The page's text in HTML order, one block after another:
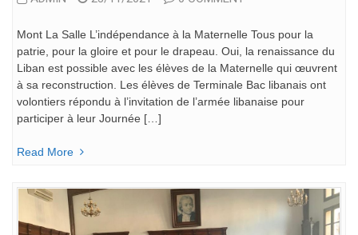
Mont La Salle L’indépendance à la Maternelle Tous pour la
patrie, pour la gloire et pour le drapeau. Oui, la renaissance du
Liban est possible avec les élèves de la Maternelle qui œuvrent
à sa reconstruction. Les élèves de Terminale Bac libanais ont
volontiers répondu à l’invitation de l’armée libanaise pour
participer à leur Journée […]
Read More